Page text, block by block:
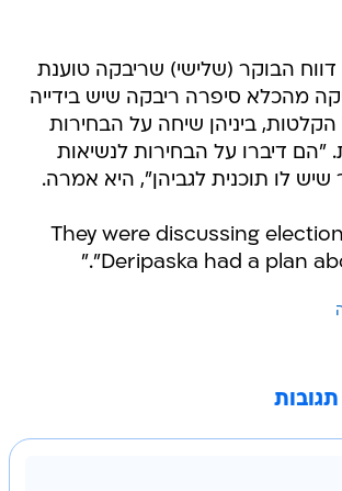
דווח הבוקר (שלישי) שריבקה טוענת
מהכלא סיפרה ריבקה שיש בידייה
הקלטות, ביניהן שיחה על הבחירות
"הם דיברו על הבחירות לנשיאות
לו תוכנית לגביהן", היא אמרה.
"They were discussing
"Deripaska had a plan